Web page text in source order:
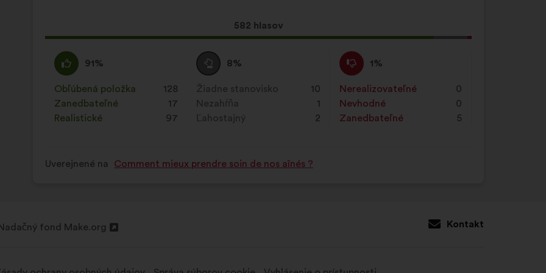
Tento
návrh
prijatý:
582 hlasov
Súhlasím
:
91%
Tento
návrh
bol
kvalifikovaný:
Obľúbená položka
: 128
krát
Zanedbateľné
: 17
krát
Realistické
: 97
krát
Neutrálny
hlas
:
8%
Tento
návrh
bol
kvalifikovaný:
Žiadne stanovisko
: 10
krát
Nezahŕňa
: 1
krát
Ľahostajný
2
krát
Nesúhlasím
:
1%
Tento
návrh
bol
kvalifikovaný:
Nerealizovateľné
: 0
krát
Nevhodné
: 0
krát
Zanedbateľné
: 5
krát
Uverejnené na Comment mieux prendre soin de nos aînés ?
Nadačný fond Make.org
Otvorenie
Kontakt